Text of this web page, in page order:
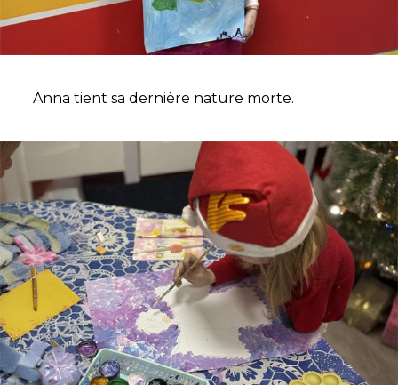
Anna tient sa dernière nature morte.